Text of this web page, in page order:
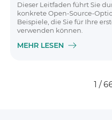
Dieser Leitfaden führt Sie
konkrete Open-Source-
Beispiele, die Sie für Ihre
verwenden können.
MEHR LESEN
1 /